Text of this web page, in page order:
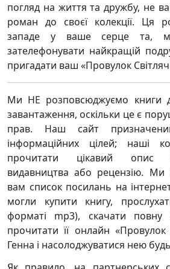
погляд на життя та дружбу, не
роман до своєї колекції. Ця
западе у ваше серце та,
зателефонувати найкращій
пригадати ваш «Провулок
Ми НЕ розповсюджуємо книги
завантаження, оскільки це є
прав. Наш сайт
інформаційних цілей; наші
прочитати цікавий опис
видавництва або рецензію. Ми
вам список посилань на
могли купити книгу,
форматі mp3), скачати повну
прочитати її онлайн «Провулок
Генна і насолоджуватися нею